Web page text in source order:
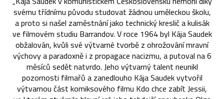
svému třídnímu původu studovat žádnou uměleckou školu,
a proto si našel zaměstnání jako technický kreslič a kulisák
ve filmovém studiu Barrandov. V roce 1964 byl Kája Saudek
obžalován, kvůli své výtvarné tvorbě z ohrožování mravní
výchovy a paradoxně i z propagace nacizmu, a putoval na 6
měsíců sedět natvrdo. Jeho výtvarný talent neunikl
pozornosti filmařů a zanedlouho Kája Saudek vytvořil
výtvarnou část komiksového filmu Kdo chce zabít Jessii,